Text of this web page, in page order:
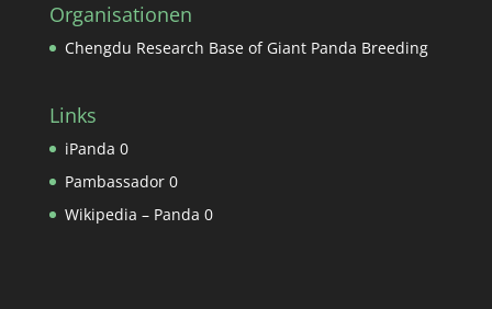
Organisationen
Chengdu Research Base of Giant Panda Breeding
Links
iPanda 0
Pambassador0
Wikipedia – Panda 0